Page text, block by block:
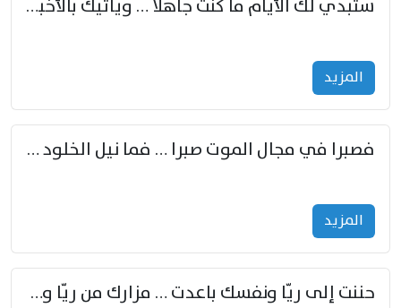
ستبدي لك الأيام ما كنت جاهلا … ويأتيك بالأخبار من لم تزوّد
المزید
فصبرا في مجال الموت صبرا … فما نيل الخلود بمستطاع
المزید
حننت إلى ريّا ونفسك باعدت … مزارك من ريّا وشعباكما معا